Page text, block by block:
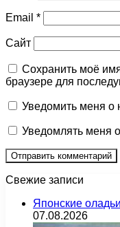
Email *
Сайт
Сохранить моё
браузере для
Уведомить меня о
Уведомлять меня
Свежие записи
Японские оладьи
07.08.2026